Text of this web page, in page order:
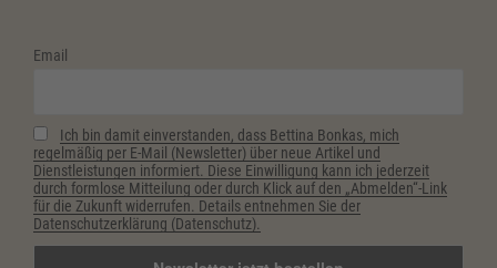
Fairständigen
–
für
ein
respektvolles
Email
Ich bin damit einverstanden, dass Bettina Bonkas, mich
regelmäßig per E-Mail (Newsletter) über neue Artikel und
Dienstleistungen informiert. Diese Einwilligung kann ich jederzeit
durch formlose Mitteilung oder durch Klick auf den „Abmelden“-Link
für die Zukunft widerrufen. Details entnehmen Sie der
Datenschutzerklärung (Datenschutz).